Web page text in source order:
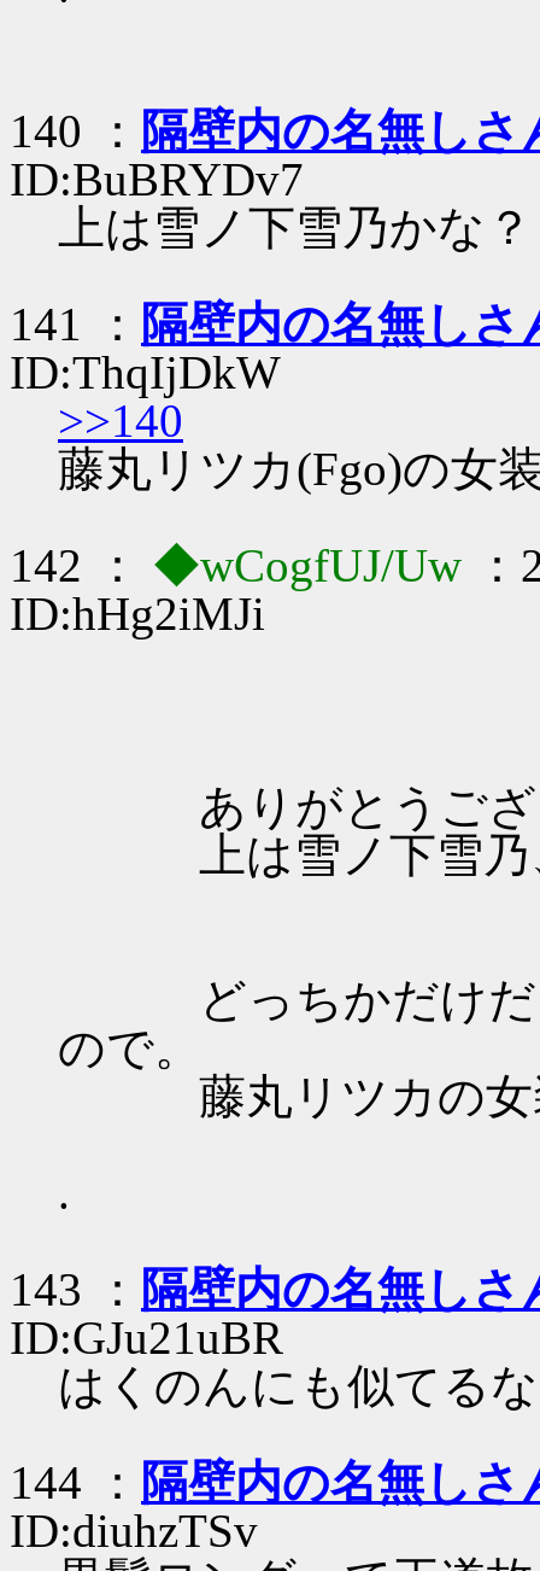
140 ： 隔壁内の名無しさ
ID:BuBRYDv7
上は雪ノ下雪乃かな？
141 ： 隔壁内の名無しさ
ID:ThqIjDkW
>>140
藤丸リツカ(Fgo)の女
142 ：
◆wCogfUJ/Uw
ID:hHg2iMJi
ありがとうござ
上は雪ノ下雪乃、
どっちかだけだと
ので。
藤丸リツカの女
.
143 ： 隔壁内の名無しさ
ID:GJu21uBR
はくのんにも似てるな
144 ： 隔壁内の名無しさ
ID:diuhzTSv